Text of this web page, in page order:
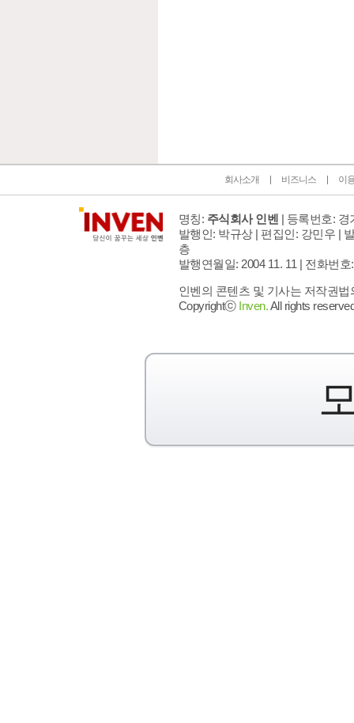
회사소개 비즈니스 이
명칭: 주식회사 인벤 | 등록번호: 경
발행인: 박규상 | 편집인: 강민우 |
층
발행연월일: 2004 11. 11 | 전화번호
인벤의 콘텐츠 및 기사는 저작권
Copyrightⓒ Inven.All rights